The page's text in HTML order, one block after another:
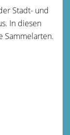
Stadt- und
In diesen
Sammelarten.